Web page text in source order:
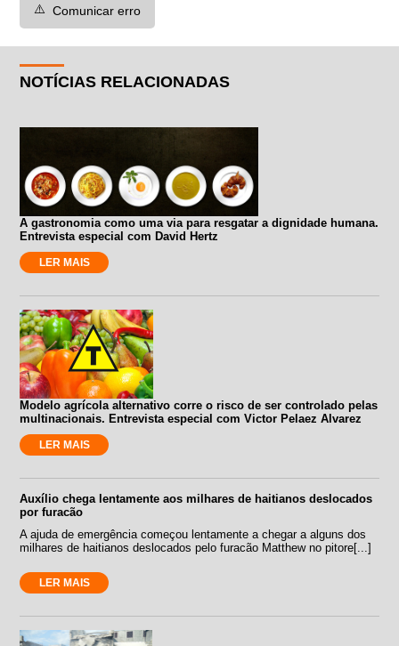
⚠️ Comunicar erro
NOTÍCIAS RELACIONADAS
A gastronomia como uma via para resgatar a dignidade humana.
Entrevista especial com David Hertz
LER MAIS
Modelo agrícola alternativo corre o risco de ser controlado pelas
multinacionais. Entrevista especial com Victor Pelaez Alvarez
LER MAIS
Auxílio chega lentamente aos milhares de haitianos deslocados
por furacão
A ajuda de emergência começou lentamente a chegar a alguns dos
milhares de haitianos deslocados pelo furacão Matthew no pitore[...]
LER MAIS